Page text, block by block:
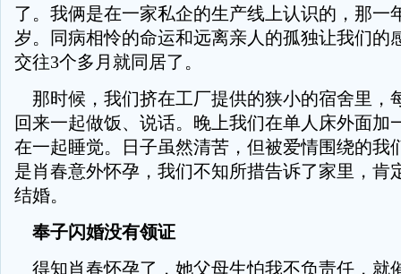
了。我俩是在一家私企的生产线上认识的，那一
岁。同病相怜的命运和远离亲人的孤独让我们的
交往3个多月就同居了。
那时候，我们挤在工厂提供的狭小的宿舍里，
回来一起做饭、说话。晚上我们在单人床外面加
在一起睡觉。日子虽然清苦，但被爱情围绕的我
是肖春意外怀孕，我们不知所措告诉了家里，肯
结婚。
奉子闪婚没有领证
得知肖春怀孕了，她父母生怕我不负责任，就